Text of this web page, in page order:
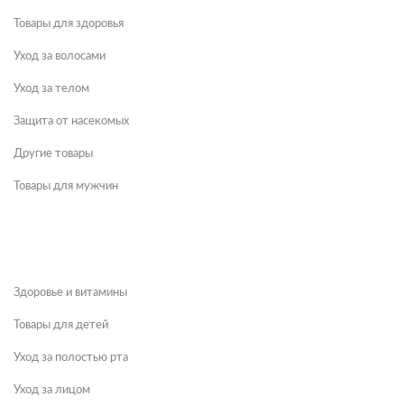
Товары для здоровья
Уход за волосами
Уход за телом
Защита от насекомых
Другие товары
Товары для мужчин
Здоровье и витамины
Товары для детей
Уход за полостью рта
Уход за лицом